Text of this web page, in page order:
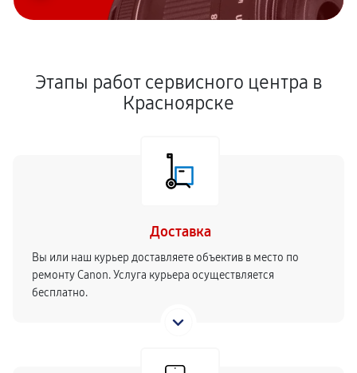
Этапы работ сервисного центра в
Красноярске
Доставка
Вы или наш курьер доставляете объектив в место по
ремонту Canon. Услуга курьера осуществляется
бесплатно.